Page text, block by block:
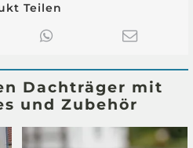
Teilen
Dachträger mit
und Zubehör